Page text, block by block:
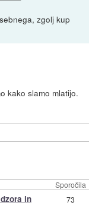
zgolj kup
kako slamo mlatijo.
Sporočila
in 73